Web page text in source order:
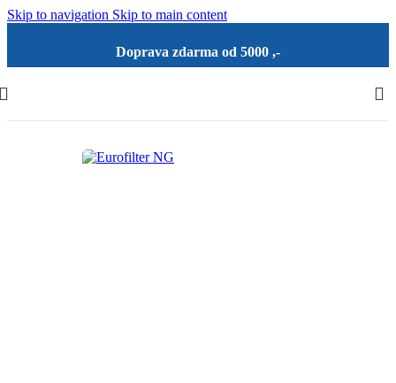
Skip to navigation Skip to main content
Doprava zdarma od 5000 ,-